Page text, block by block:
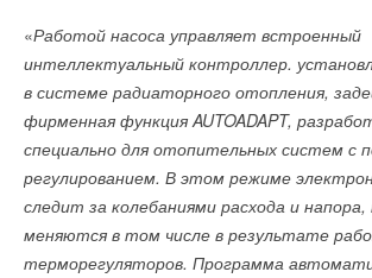
«Работой насоса управляет встроенный
интеллектуальный контроллер.
в системе радиаторного отопления,
фирменная функция AUTOADAPT,
специально для отопительных систем с
регулированием. В этом режиме
следит за колебаниями расхода и
меняются в том числе в результате
терморегуляторов. Программа